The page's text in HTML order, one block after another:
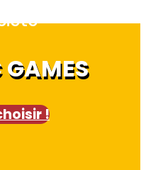
GAMES
!